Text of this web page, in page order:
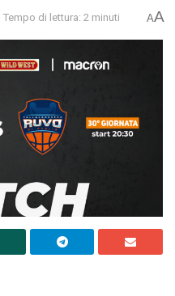
Tempo di lettura: 2 minuti AA